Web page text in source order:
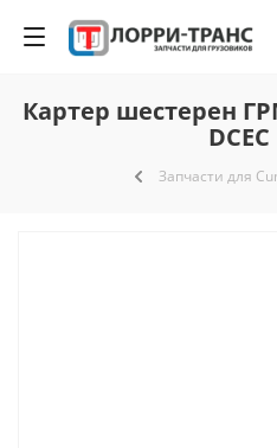
Картер шестерен
DCEC
Запчасти для